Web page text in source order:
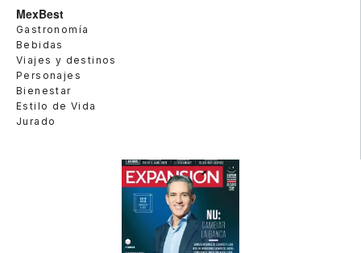
MexBest
Gastronomía
Bebidas
Viajes y destinos
Personajes
Bienestar
Estilo de Vida
Jurado